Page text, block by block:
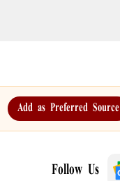
Add as Preferred Source
Follow Us